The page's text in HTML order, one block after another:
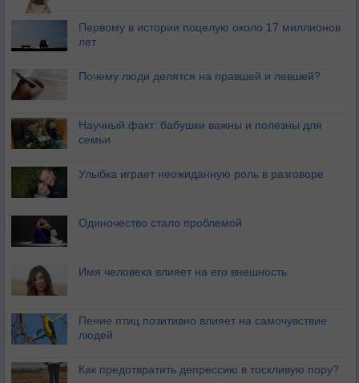
Первому в истории поцелую около 17 миллионов
лет
Почему люди делятся на правшей и левшей?
Научный факт: бабушки важны и полезны для
семьи
Улыбка играет неожиданную роль в разговоре
Одиночество стало проблемой
Имя человека влияет на его внешность
Пение птиц позитивно влияет на самочувствие
людей
Как предотвратить депрессию в тоскливую пору?